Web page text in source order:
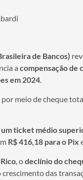
de Bancos)
a compensação de
em 2024.
meio de cheque
um ticket médio
R$ 416,18 para o Pix
, odeclínio do
das